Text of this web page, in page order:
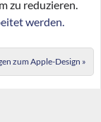
zu reduzieren.
werden.
zum Apple-Design »